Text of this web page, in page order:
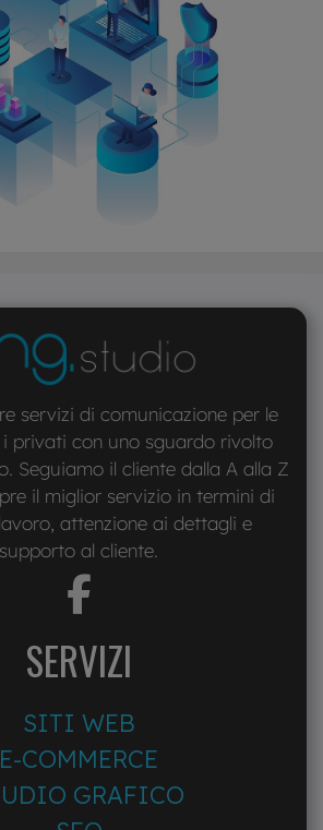
servizi di comunicazione per le
i privati con uno sguardo rivolto
Seguiamo il cliente dalla A alla Z
il miglior servizio in termini di
attenzione ai dettagli e
supporto al cliente.
fab
f
SERVIZI
SITI WEB
E-COMMERCE
GRAFICO